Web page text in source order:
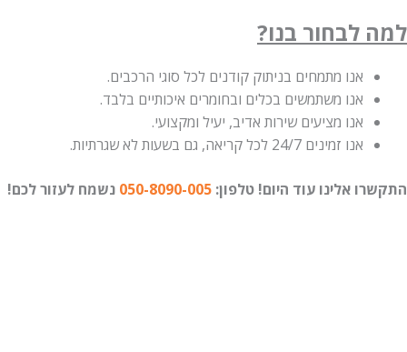
למה לבחור בנו?
אנו מתמחים בניתוק קודנים לכל סוגי הרכבים.
אנו משתמשים בכלים ובחומרים איכותיים בלבד.
אנו מציעים שירות אדיב, יעיל ומקצועי.
אנו זמינים 24/7 לכל קריאה, גם בשעות לא שגרתיות.
התקשרו אלינו עוד היום! טלפון: נשמח לעזור לכם!